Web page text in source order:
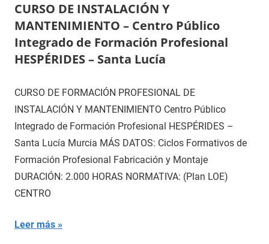
CURSO DE INSTALACIÓN Y
MANTENIMIENTO – Centro Público
Integrado de Formación Profesional
HESPÉRIDES – Santa Lucía
CURSO DE FORMACIÓN PROFESIONAL DE
INSTALACIÓN Y MANTENIMIENTO Centro Público
Integrado de Formación Profesional HESPÉRIDES –
Santa Lucía Murcia MÁS DATOS: Ciclos Formativos de
Formación Profesional Fabricación y Montaje
DURACIÓN: 2.000 HORAS NORMATIVA: (Plan LOE)
CENTRO
Leer más